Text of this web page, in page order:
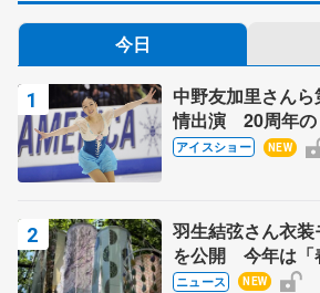
今日
中野友加里さん
情出演 20周年の
ス」 宮本賢二さ
アイスショー NEW
羽生結弦さん衣
を公開 今年は「
の瑞鳳殿
ニュース NEW